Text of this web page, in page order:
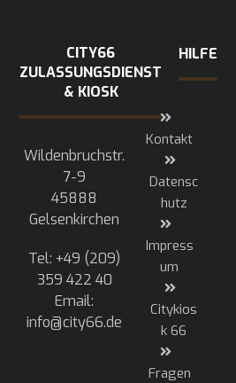
CITY66
ZULASSUNGSDIENST
& KIOSK
Wildenbruchstr.
7-9
45888
Gelsenkirchen
Tel: +49 (209)
359 422 40
Email:
info@city66.de
HILFE
Kontakt
Datensc
hutz
Impress
um
Citykios
k 66
Fragen